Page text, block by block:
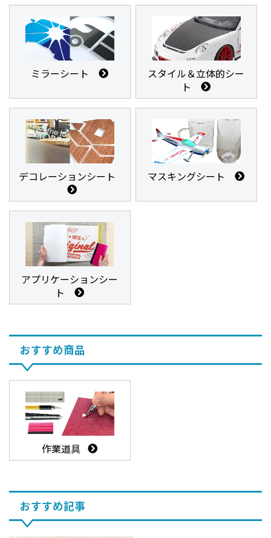
ミラーシート
スタイル＆立体的シー
ト
デコレーションシート マスキングシート
アプリケーションシー
ト
おすすめ商品
作業道具
おすすめ記事